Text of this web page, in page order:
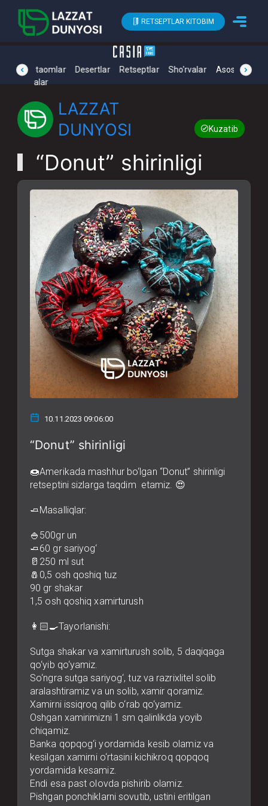
RETSEPTLAR KITOBIM
Yengil taomlar Desertlar Retseptlar Sho'rvalar
Asosiy
Sho'rvalar
prev next
LAZZAT
DUNYOSI
Kuzatib boring
“Donut” shirinligi
10.11.2023 09:06:00
“Donut” shirinligi
🍩Amerikada mashhur bo‘lgan “Donut” shirinligi
retseptini sizlarga taqdim etamiz. 😍
🧈Masalliqlar:
🍚500gr un
🧈60 gr sariyog‘
🥛250 ml sut
🧂0,5 osh qoshiq tuz
90 gr shakar
1,5 osh qoshiq xamirturush
👩🏻‍🍳Tayorlanishi:
Sutga shakar va xamirturush solib, 5 daqiqaga
qo‘yib qo‘yamiz.
So‘ngra sutga sariyog‘, tuz va razrixlitel solib
aralashtiramiz va un solib, xamir qoramiz.
Xamirni issiqroq qilib o‘rab qo‘yamiz.
Oshgan xamirimizni 1 sm qalinlikda yoyib
chiqamiz.
Banka qopqog‘i yordamida kesib olamiz va
kesilgan xamirni o‘rtasini kichikroq qopqoq
yordamida kesamiz.
Endi esa past olovda pishirib olamiz.
Pishgan ponchiklarni sovutib, ustini eritilgan